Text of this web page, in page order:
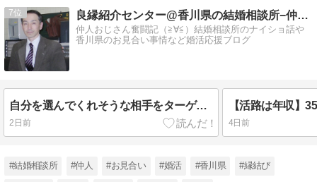
7 良縁紹介センター@香川県の結婚相談所−仲人ブログ
仲人おじさん奮闘記（≧∀≦）結婚相談所のナイショ話や
香川県のお見合い事情など婚活応援ブログ
自分を選んでくれそうな相手をターゲットにする戦略
2日前
【活路は年収】
4日前
#結婚相談所 #仲人 #お見合い #婚活 #香川県 #縁結び